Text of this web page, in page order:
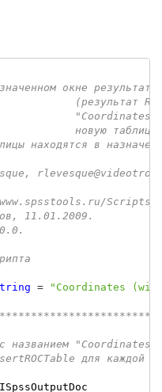
В назначенном
'
'
'				новую
находятся в
11.01.2009.
= "Coordinates
названием
для каждой
ISpssOutputDoc